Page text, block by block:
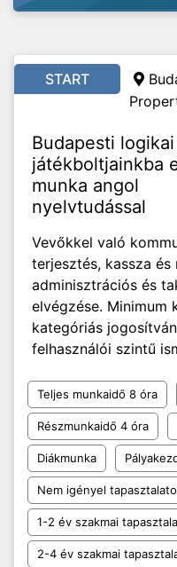
START
Budapesti logikai
játékboltjainkba
munka angol
nyelvtudással
Vevőkkel való
terjesztés, kassza
adminisztrációs és
elvégzése. Minimum
kategóriás
felhasználói szintű
Teljes munkaidő 8 óra
Részmunkaidő 4 óra
Diákmunka
Nem igényel
1-2 év szakmai
2-4 év szakmai